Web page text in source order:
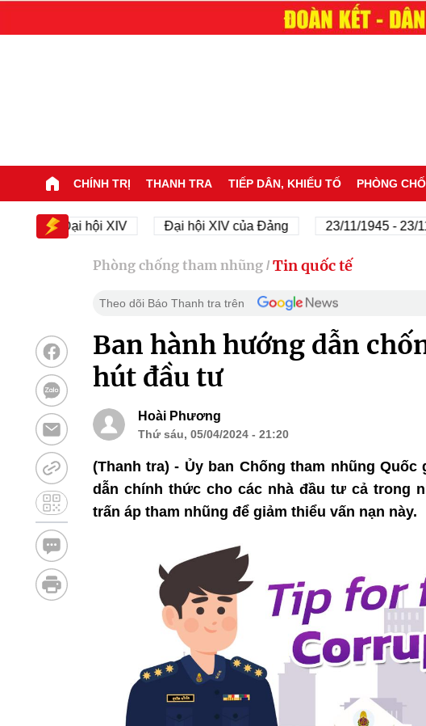
CHÍNH TRỊ THANH TRA TIẾP DÂN, KHIẾU TỐ PHÒNG
Đại hội XIV Đại hội XIV của Đảng 23/11/1945 - 23/11/
Phòng chống tham nhũng / Tin quốc tế
Theo dõi Báo Thanh tra trên
Ban hành hướng dẫn
hút đầu tư
Hoài Phương
Thứ sáu, 05/04/2024 - 21:20
(Thanh tra) - Ủy ban Chống tham nhũng
dẫn chính thức cho các nhà đầu tư cả trong
trấn áp tham nhũng để giảm thiểu vấn nạn này.